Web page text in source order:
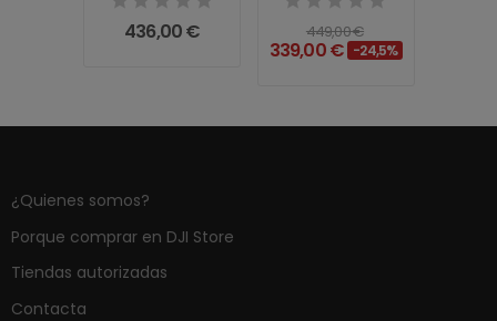
436,00 €
Combo...
449,00 €
339,00 € -24,5%
¿Quienes somos?
Porque comprar en DJI Store
Tiendas autorizadas
Contacta